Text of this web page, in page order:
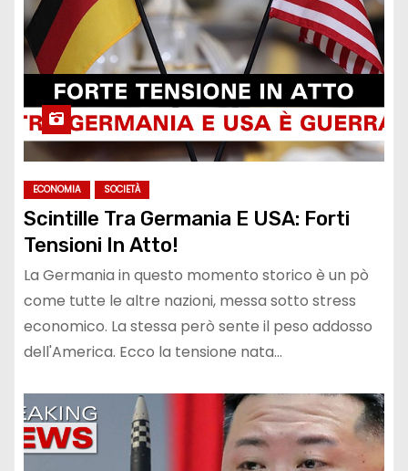
ECONOMIA SOCIETÀ
Scintille Tra Germania E USA: Forti
Tensioni In Atto!
La Germania in questo momento storico è un pò
come tutte le altre nazioni, messa sotto stress
economico. La stessa però sente il peso addosso
dell'America. Ecco la tensione nata…